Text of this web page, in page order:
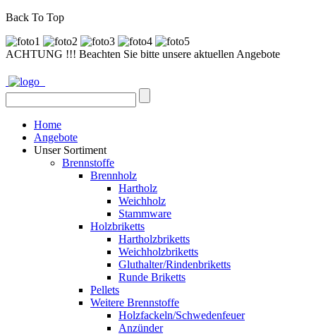
Back To Top
ACHTUNG !!! Beachten Sie bitte unsere aktuellen Angebote
Home
Angebote
Unser Sortiment
Brennstoffe
Brennholz
Hartholz
Weichholz
Stammware
Holzbriketts
Hartholzbriketts
Weichholzbriketts
Gluthalter/Rindenbriketts
Runde Briketts
Pellets
Weitere Brennstoffe
Holzfackeln/Schwedenfeuer
Anzünder